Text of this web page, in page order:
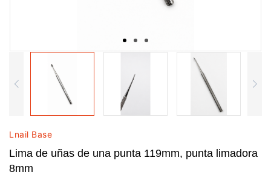
Lnail Base
Lima de uñas de una punta 119mm, punta limadora
8mm